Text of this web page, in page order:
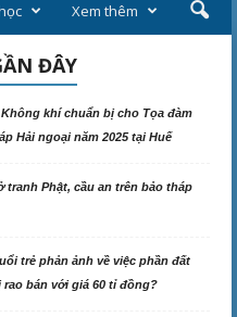
Xem thêm
ĐÂY
Không khí chuẩn bị cho Tọa đàm
Hải ngoại năm 2025 tại Huế
tranh Phật, cầu an trên bảo tháp
trẻ phản ảnh về việc phần đất
rao bán với giá 60 tỉ đồng?